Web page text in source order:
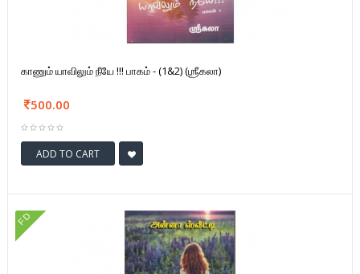
காணும் யாவிலும் நீயே !!! பாகம் - (1&2) (ஶ்ரீகலா)
500.00
ADD TO CART
FD